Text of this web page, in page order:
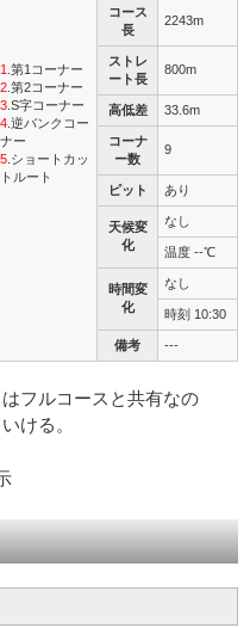
1 .第1コーナー
2 .第2コーナー
3 .S字コーナー
4 .逆バンクコー
ナー
5 .ショートカッ
トルート
コース
長
2243m
ストレ
ート長
800m
高低差 33.6m
コーナ
ー数
9
ピット あり
天候変
化
なし
温度 --℃
時間変
化
なし
時刻 10:30
備考 ---
フルコースと共有なの
ける。